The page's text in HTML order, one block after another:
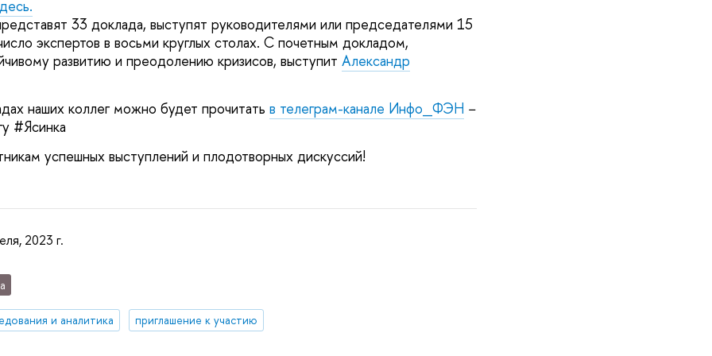
33 доклада, выступят руководителями или председателями 15
экспертов в восьми круглых столах. С почетным докладом,
развитию и преодолению кризисов, выступит Александр
наших коллег можно будет прочитать в телеграм-канале Инфо_ФЭН −
#Ясинка
успешных выступлений и плодотворных дискуссий!
2023 г.
и аналитика приглашение к участию